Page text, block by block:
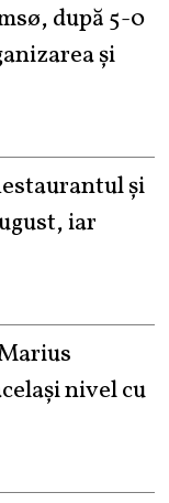
după 5-0
și
și
iar
nivel cu